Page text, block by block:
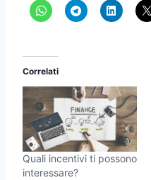
Correlati
Quali incentivi ti possono
interessare?